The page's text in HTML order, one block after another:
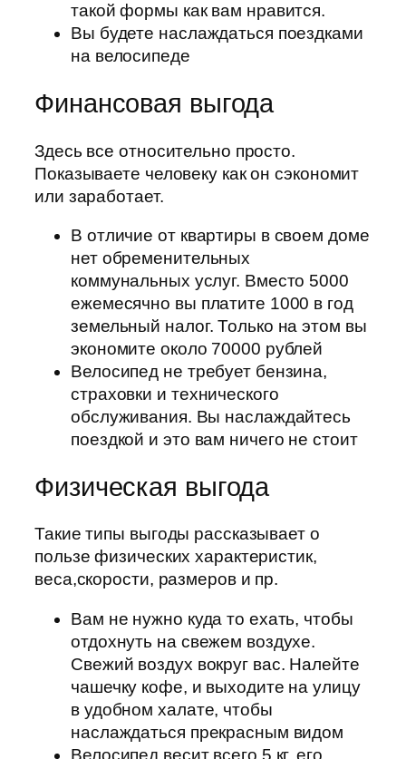
такой формы как вам нравится.
Вы будете наслаждаться поездками
на велосипеде
Финансовая выгода
Здесь все относительно просто.
Показываете человеку как он сэкономит
или заработает.
В отличие от квартиры в своем доме
нет обременительных
коммунальных услуг. Вместо 5000
ежемесячно вы платите 1000 в год
земельный налог. Только на этом вы
экономите около 70000 рублей
Велосипед не требует бензина,
страховки и технического
обслуживания. Вы наслаждайтесь
поездкой и это вам ничего не стоит
Физическая выгода
Такие типы выгоды рассказывает о
пользе физических характеристик,
веса,скорости, размеров и пр.
Вам не нужно куда то ехать, чтобы
отдохнуть на свежем воздухе.
Свежий воздух вокруг вас. Налейте
чашечку кофе, и выходите на улицу
в удобном халате, чтобы
наслаждаться прекрасным видом
Велосипед весит всего 5 кг, его